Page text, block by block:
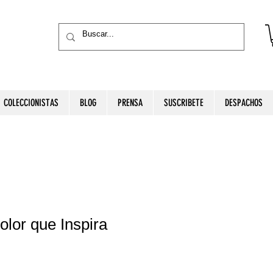
COLECCIONISTAS BLOG PRENSA SUSCRIBETE DESPACHOS
que Inspira